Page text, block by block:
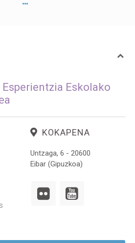
Esperientzia Eskolako
KOKAPENA
Untzaga, 6 - 20600
Eibar (Gipuzkoa)